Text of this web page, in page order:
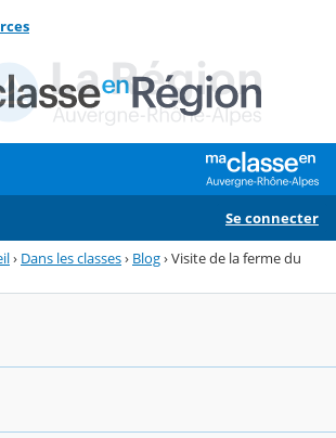
Se connecter
› Dans les classes› Blog›Visite de la ferme du